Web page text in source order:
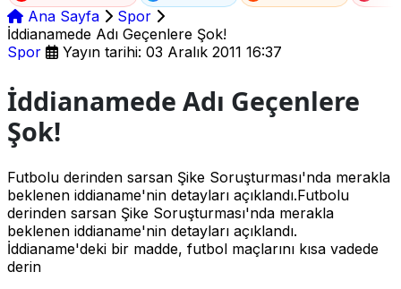
Ana Sayfa
Spor
İddianamede Adı Geçenlere Şok!
Spor
Yayın tarihi: 03 Aralık 2011 16:37
İddianamede Adı Geçenlere
Şok!
Futbolu derinden sarsan Şike Soruşturması'nda merakla
beklenen iddianame'nin detayları açıklandı.Futbolu
derinden sarsan Şike Soruşturması'nda merakla
beklenen iddianame'nin detayları açıklandı.
İddianame'deki bir madde, futbol maçlarını kısa vadede
derin